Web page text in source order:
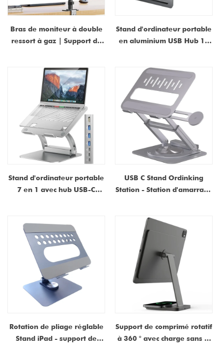
Bras de moniteur à double
ressort à gaz | Support de
pouces | Fabricant
OEM/ODM
Stand d'ordinateur portable
en aluminium USB Hub 10
USB 5 Gbit / sb | Fabricant
OEM / ODM
Stand d'ordinateur portable
7 en 1 avec hub USB-C
pour ordinateur portable en
aluminium ergonomique
pour les ordinateurs
portables de 10 à 17 ",
MacBook - Fabricant OEM
USB C Stand Ordinking
Station - Station d'amarrage
Chine
Rotation de pliage réglable
Stand iPad - support de
Support de comprimé rotatif
à 360 ° avec charge sans fil